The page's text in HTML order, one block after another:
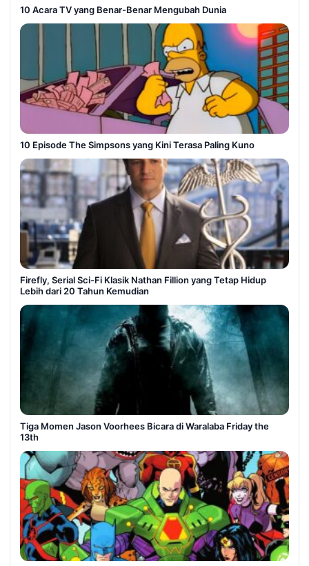
10 Acara TV yang Benar-Benar Mengubah Dunia
10 Episode The Simpsons yang Kini Terasa Paling Kuno
Firefly, Serial Sci-Fi Klasik Nathan Fillion yang Tetap Hidup
Lebih dari 20 Tahun Kemudian
Tiga Momen Jason Voorhees Bicara di Waralaba Friday the
13th